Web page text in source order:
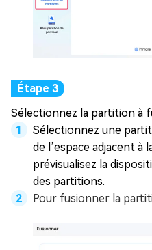
Sélectionnez la partition à
Sélectionnez une
de l’espace adjacent à
prévisualisez la
des partitions.
Pour fusionner la